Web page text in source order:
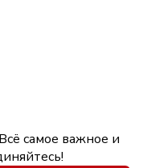
самое важное и